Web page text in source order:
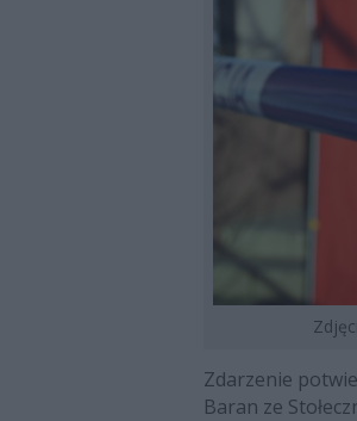
Zdarzenie
Baran ze